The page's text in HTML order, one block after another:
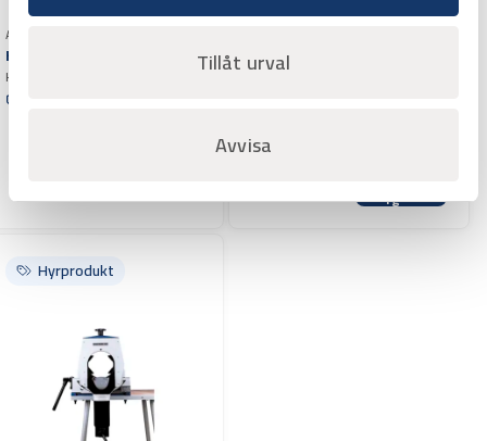
Tillåt urval
Avvisa
Art.nr H1000903
Kapsåg Scorp/Exact 360
Kapmaskin Exact monteras direkt
på röret, sågklingan sitter
RemsCento
rg
Hyrprodukt